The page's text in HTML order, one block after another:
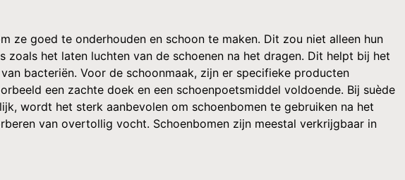
ze goed te onderhouden en schoon te maken. Dit zou niet alleen hun
het laten luchten van de schoenen na het dragen. Dit helpt bij het
bacteriën. Voor de schoonmaak, zijn er specifieke producten
een zachte doek en een schoenpoetsmiddel voldoende. Bij suède
wordt het sterk aanbevolen om schoenbomen te gebruiken na het
van overtollig vocht. Schoenbomen zijn meestal verkrijgbaar in